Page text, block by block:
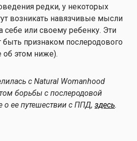
редки, у некоторых
возникать навязчивые мысли
себе или своему ребенку. Эти
признаком послеродового
об этом ниже).
с Natural Womanhood
борьбы с послеродовой
о ее путешествии с ППД, здесь.